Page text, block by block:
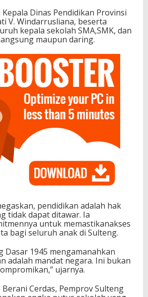
r
a
t
a
b
a
g
S
e
l
u
r
A
u
l
t
e
g
Dinas Pendidikan Provinsi
V. Windarrusliana, beserta
kepala sekolah SMA,SMK, dan
maupun daring.
pendidikan adalah hak
tidak dapat ditawar. Ia
untuk memastikanakses
bagi seluruh anak di Sulteng.
Dasar 1945 mengamanahkan
adalah mandat negara. Ini bukan
ujarnya.
Cerdas, Pemprov Sulteng